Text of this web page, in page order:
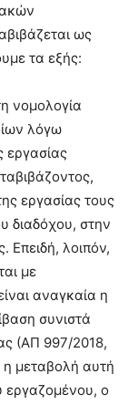
ως
τα εξής:
νομολογία
λόγω
εργασίας
εργασίας τους
διαδόχου, στην
Επειδή, λοιπόν,
με
αναγκαία η
συνιστά
(ΑΠ 997/2018,
μεταβολή αυτή
εργαζομένου, ο